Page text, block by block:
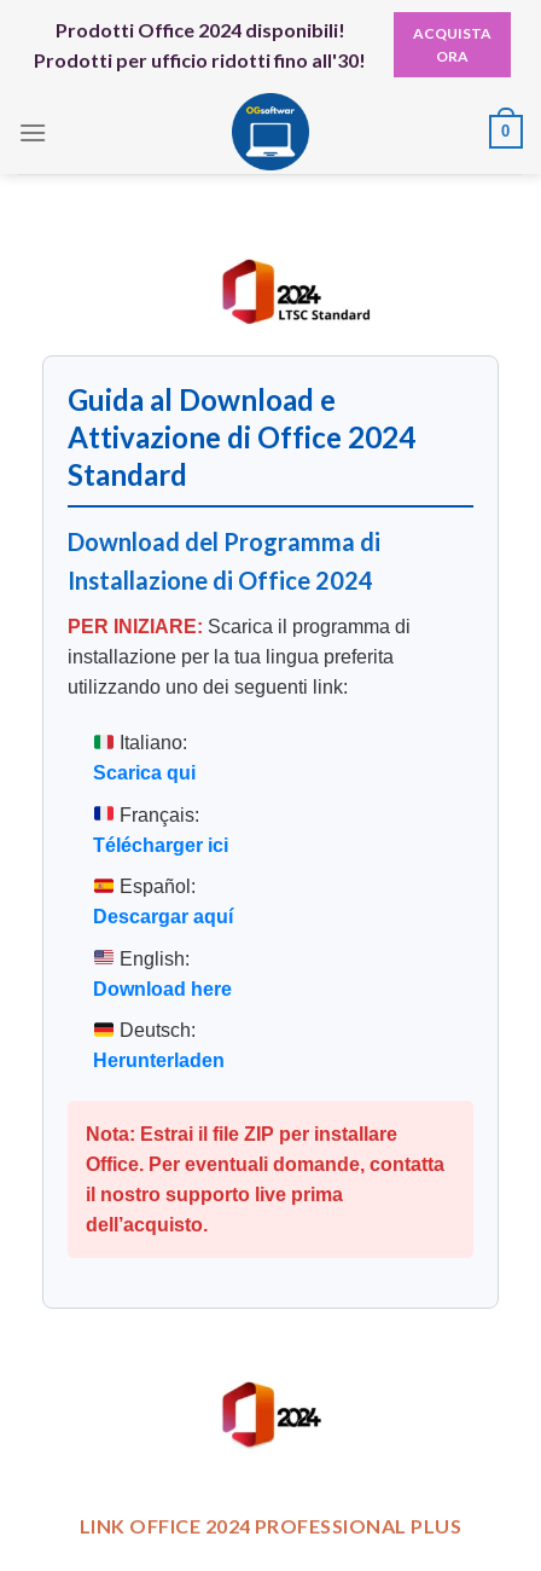
content
Prodotti Office 2024 disponibili!
Prodotti per ufficio ridotti fino all'30!
ACQUISTA
ORA
0
Guida al Download e
Attivazione di Office 2024
Standard
Download del Programma di
Installazione di Office 2024
PER INIZIARE: Scarica il programma di
installazione per la tua lingua preferita
utilizzando uno dei seguenti link:
Italiano:
Scarica qui
Français:
Télécharger ici
Español:
Descargar aquí
English:
Download here
Deutsch:
Herunterladen
Nota: Estrai il file ZIP per installare
Office. Per eventuali domande, contatta
il nostro supporto live prima
dell’acquisto.
LINK OFFICE 2024 PROFESSIONAL PLUS